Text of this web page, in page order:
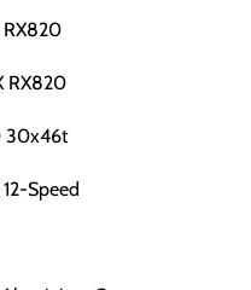
RX820
RX820
30x46t
Speed